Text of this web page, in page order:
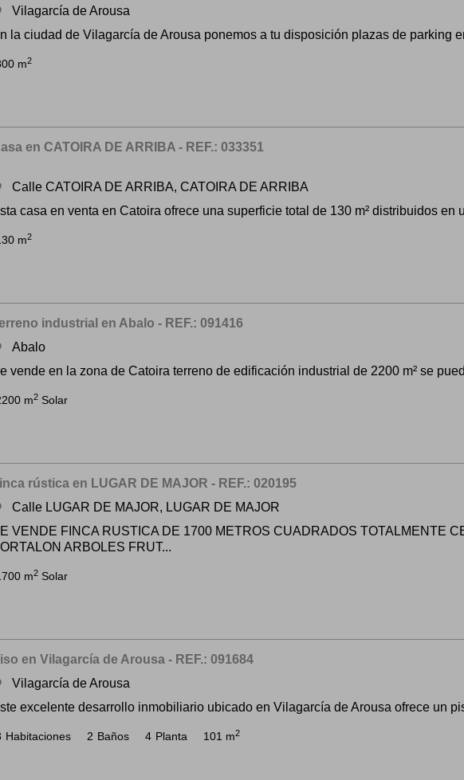
Vilagarcía de Arousa
la ciudad de Vilagarcía de Arousa ponemos a tu disposición plazas de parking
m2
en CATOIRA DE ARRIBA - REF.: 033351
Calle CATOIRA DE ARRIBA, CATOIRA DE ARRIBA
casa en venta en Catoira ofrece una superficie total de 130 m² distribuidos en
m2
industrial en Abalo - REF.: 091416
Abalo
vende en la zona de Catoira terreno de edificación industrial de 2200 m² se
m2 Solar
rústica en LUGAR DE MAJOR - REF.: 020195
Calle LUGAR DE MAJOR, LUGAR DE MAJOR
VENDE FINCA RUSTICA DE 1700 METROS CUADRADOS TOTALMENTE
ARBOLES FRUT...
m2 Solar
en Vilagarcía de Arousa - REF.: 091684
Vilagarcía de Arousa
excelente desarrollo inmobiliario ubicado en Vilagarcía de Arousa ofrece un
Habitaciones 2 Baños 4 Planta 101 m2